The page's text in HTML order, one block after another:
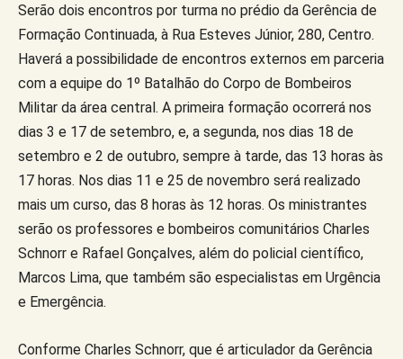
Serão dois encontros por turma no prédio da Gerência de
Formação Continuada, à Rua Esteves Júnior, 280, Centro.
Haverá a possibilidade de encontros externos em parceria
com a equipe do 1º Batalhão do Corpo de Bombeiros
Militar da área central. A primeira formação ocorrerá nos
dias 3 e 17 de setembro, e, a segunda, nos dias 18 de
setembro e 2 de outubro, sempre à tarde, das 13 horas às
17 horas. Nos dias 11 e 25 de novembro será realizado
mais um curso, das 8 horas às 12 horas. Os ministrantes
serão os professores e bombeiros comunitários Charles
Schnorr e Rafael Gonçalves, além do policial científico,
Marcos Lima, que também são especialistas em Urgência
e Emergência.
Conforme Charles Schnorr, que é articulador da Gerência